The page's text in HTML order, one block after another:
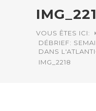
VOUS ÊTES ICI:
DÉBRIEF:
DANS
IMG_2218